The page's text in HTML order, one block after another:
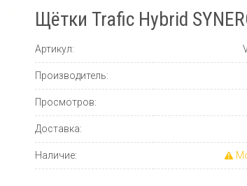
Щётки Trafic Hybrid
Артикул:
Производитель:
Просмотров:
Доставка:
Наличие: